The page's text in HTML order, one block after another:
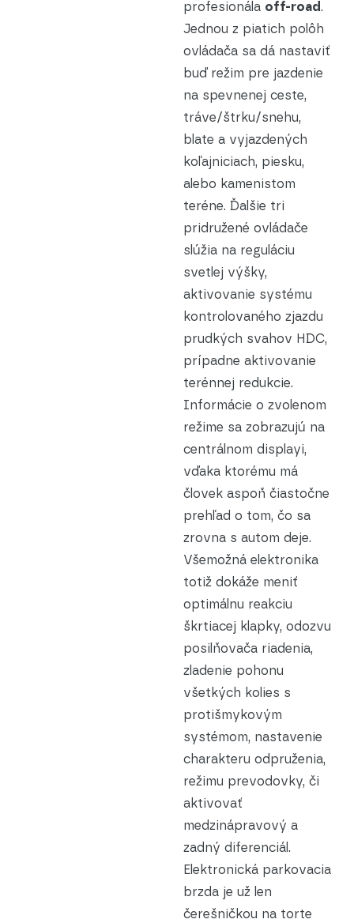
profesionála off-road.
Jednou z piatich polôh
ovládača sa dá nastaviť
buď režim pre jazdenie
na spevnenej ceste,
tráve/štrku/snehu,
blate a vyjazdených
koľajniciach, piesku,
alebo kamenistom
teréne. Ďalšie tri
pridružené ovládače
slúžia na reguláciu
svetlej výšky,
aktivovanie systému
kontrolovaného zjazdu
prudkých svahov HDC,
prípadne aktivovanie
terénnej redukcie.
Informácie o zvolenom
režime sa zobrazujú na
centrálnom displayi,
vďaka ktorému má
človek aspoň čiastočne
prehľad o tom, čo sa
zrovna s autom deje.
Všemožná elektronika
totiž dokáže meniť
optimálnu reakciu
škrtiacej klapky, odozvu
posilňovača riadenia,
zladenie pohonu
všetkých kolies s
protišmykovým
systémom, nastavenie
charakteru odpruženia,
režimu prevodovky, či
aktivovať
medzinápravový a
zadný diferenciál.
Elektronická parkovacia
brzda je už len
čerešničkou na torte